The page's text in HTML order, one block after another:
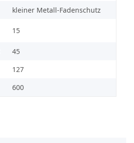
kleiner Metall-Fadenschutz
15
45
127
600